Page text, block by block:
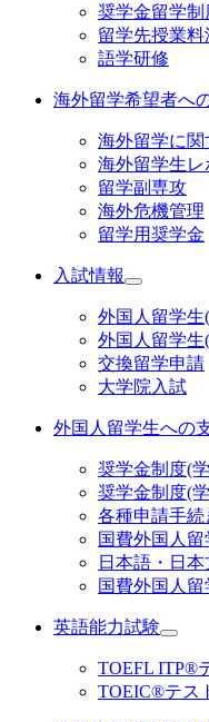
奨学金留学制
留学先授業
語学研修
海外留学希望者へ
海外留学に
海外留学生レ
留学副専攻
海外危機管理
留学用奨学金
入試情報
外国人留学
外国人留学
交換留学申請
大学院入試
外国人留学生への
奨学金制度(
奨学金制度(
各種申請手続
国費外国人
日本語・日
国費外国人
英語能力試験
TOEFL ITP®
TOEIC®テス